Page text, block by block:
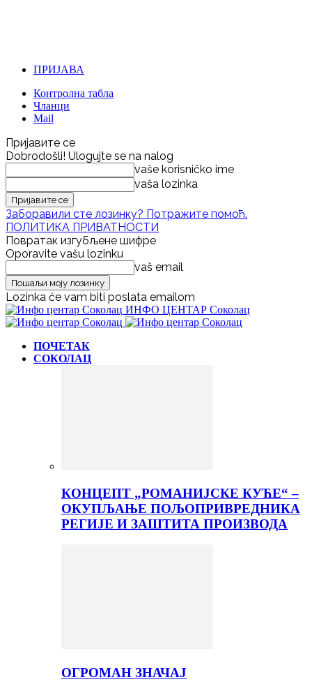
ПРИЈАВА
Контролна табла
Чланци
Mail
Пријавите се
Dobrodošli! Ulogujte se na nalog
vaše korisničko ime
vaša lozinka
Заборавили сте лозинку? Потражите помоћ.
ПОЛИТИКА ПРИВАТНОСТИ
Повратак изгубљене шифре
Oporavite vašu lozinku
vaš email
Lozinka će vam biti poslata emailom
ИНФО ЦЕНТАР Соколац
ПОЧЕТАК
СОКОЛАЦ
КОНЦЕПТ „РОМАНИЈСКЕ КУЋЕ“ –
ОКУПЉАЊЕ ПОЉОПРИВРЕДНИКА
РЕГИЈЕ И ЗАШТИТА ПРОИЗВОДА
ОГРОМАН ЗНАЧАЈ